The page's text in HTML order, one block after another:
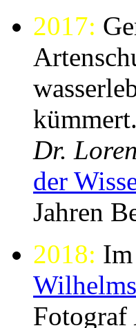
2017:
Dr.
der
Jahren
2018:
Fotograf